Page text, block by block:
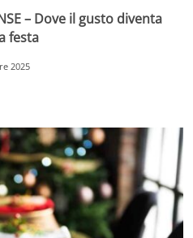
– Dove il gusto diventa
festa
2025